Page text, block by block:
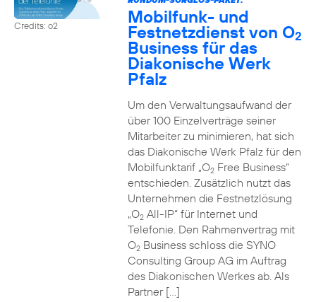
Credits: o2 Mobilfunk- und
Festnetzdienst von O2
Business für das
Diakonische Werk
Pfalz
Um den Verwaltungsaufwand der
über 100 Einzelverträge seiner
Mitarbeiter zu minimieren, hat sich
das Diakonische Werk Pfalz für den
Mobilfunktarif „O2Free Business“
entschieden. Zusätzlich nutzt das
Unternehmen die Festnetzlösung
„O2All-IP“ für Internet und
Telefonie. Den Rahmenvertrag mit
O2Business schloss die SYNO
Consulting Group AG im Auftrag
des Diakonischen Werkes ab. Als
Partner […]